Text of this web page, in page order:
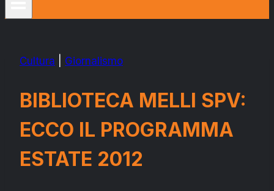
Cultura Giornalismo
BIBLIOTECA MELLI SPV:
ECCO IL PROGRAMMA
ESTATE 2012